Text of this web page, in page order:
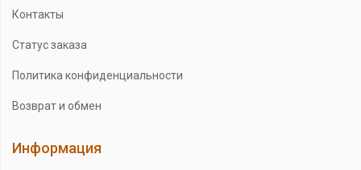
Контакты
Статус заказа
Политика конфиденциальности
Возврат и обмен
Информация